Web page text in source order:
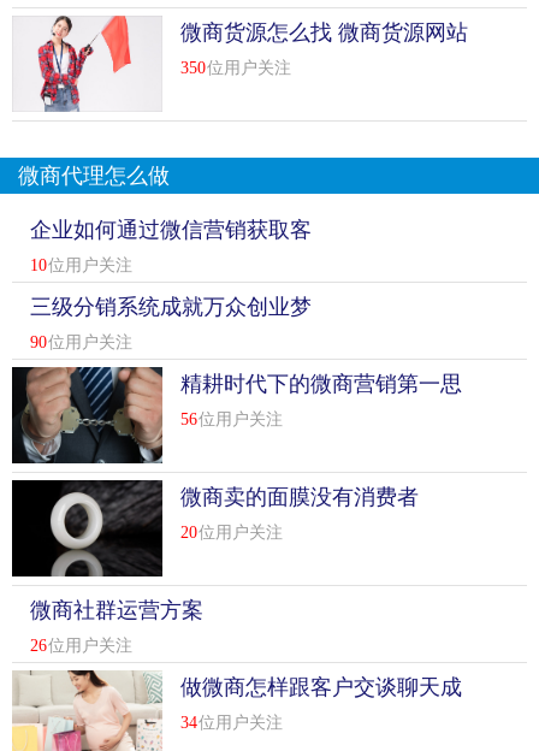
微商货源怎么找 微商货源网站
有哪些
350位用户关注
微商代理怎么做
企业如何通过微信营销获取客
户信息资源
10位用户关注
三级分销系统成就万众创业梦
想
90位用户关注
精耕时代下的微商营销第一思
维
56位用户关注
微商卖的面膜没有消费者
20位用户关注
微商社群运营方案
26位用户关注
做微商怎样跟客户交谈聊天成
交
34位用户关注